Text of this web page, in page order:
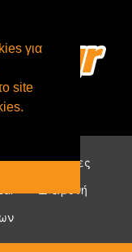
για
site
Υπηρεσίες
Διαμονή